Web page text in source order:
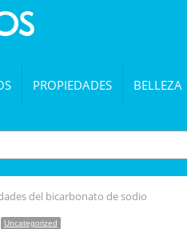
PROPIEDADES BELLEZA
del bicarbonato de sodio
Uncategorized